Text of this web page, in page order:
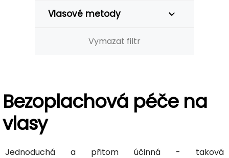
Vlasové metody
Vymazat filtr
Bezoplachová péče na
vlasy
Jednoduchá a přitom účinná - taková